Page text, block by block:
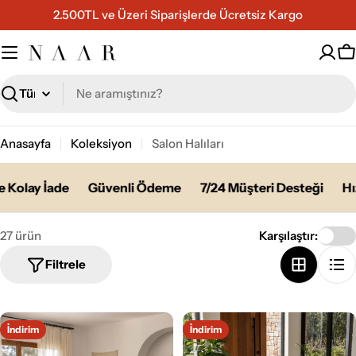
geç
2.500TL ve Üzeri Siparişlerde Ücretsiz Kargo
Ara
Anasayfa Koleksiyon Salon Halıları
İade Güvenli Ödeme 7/24 Müşteri Desteği Hızlı
27 ürün
Filtrele
Karşılaştır:
İndirim İndirim